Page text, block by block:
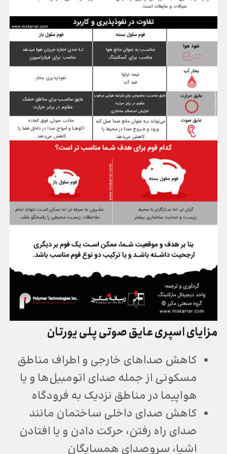
مزایای اسپری عایق صوتی پلی یورتان
کاهش صداهای خارجی و اطراف مناطق
مسکونی از جمله صدای اتومبیل‌ها و یا
هواپیما در مناطق نزدیک به فرودگاه‌
کاهش صدای داخلی ساختمان مانند
صدای راه رفتن، حرکت دادن و یا افتادن
اشیا، سروصدای همسایگان